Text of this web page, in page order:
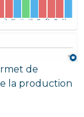
de
la production